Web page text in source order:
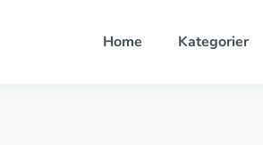
Home Kategorier